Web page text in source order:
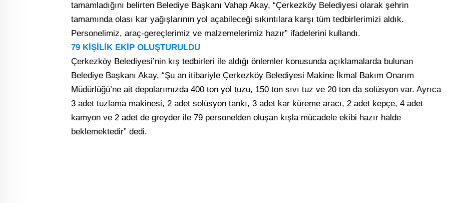
tamamladığını belirten Belediye Başkanı Vahap Akay, “Çerkezköy Belediyesi olarak şehrin
tamamında olası kar yağışlarının yol açabileceği sıkıntılara karşı tüm tedbirlerimizi aldık.
Personelimiz, araç-gereçlerimiz ve malzemelerimiz hazır” ifadelerini kullandı.
79 KİŞİLİK EKİP OLUŞTURULDU
Çerkezköy Belediyesi’nin kış tedbirleri ile aldığı önlemler konusunda açıklamalarda bulunan
Belediye Başkanı Akay, “Şu an itibariyle Çerkezköy Belediyesi Makine İkmal Bakım Onarım
Müdürlüğü’ne ait depolarımızda 400 ton yol tuzu, 150 ton sıvı tuz ve 20 ton da solüsyon var. Ayrıca
3 adet tuzlama makinesi, 2 adet solüsyon tankı, 3 adet kar küreme aracı, 2 adet kepçe, 4 adet
kamyon ve 2 adet de greyder ile 79 personelden oluşan kışla mücadele ekibi hazır halde
beklemektedir” dedi.